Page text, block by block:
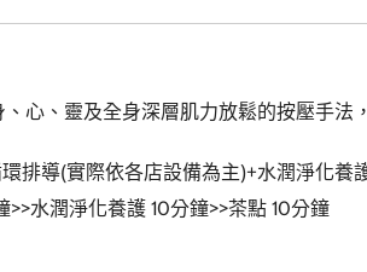
心、靈及全身深層肌力放鬆的按壓手
排導(實際依各店設備為主)+水潤淨化養
水潤淨化養護 10分鐘>>茶點 10分鐘